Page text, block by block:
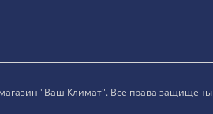
"Ваш Климат". Все права защищены